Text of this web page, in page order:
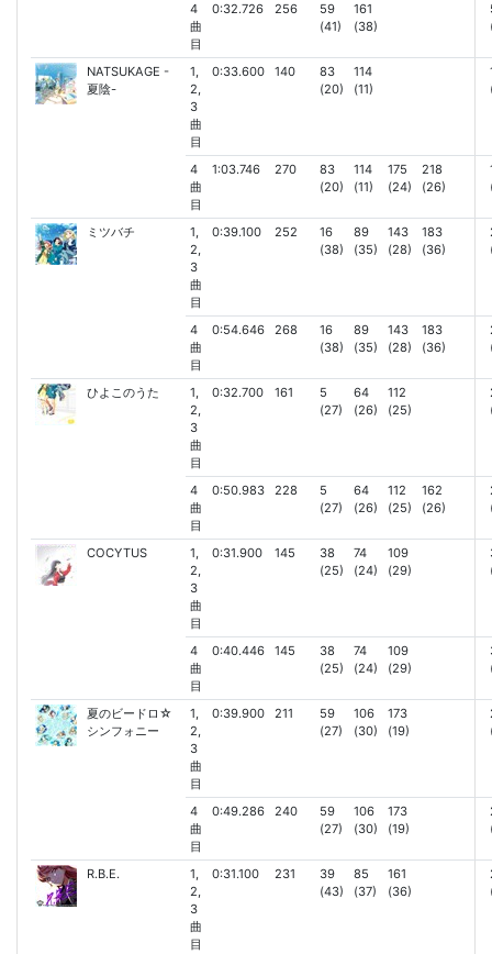
4
曲
目
0:32.726 256
59
(41)
161
(38)
NATSUKAGE -
夏陰-
1,
2,
3
曲
目
0:33.600 140
83
(20)
114
(11)
4
曲
目
1:03.746 270
83
(20)
114
(11)
175
(24)
218
(26)
ミツバチ
1,
2,
3
曲
目
0:39.100 252
16
(38)
89
(35)
143
(28)
183
(36)
4
曲
目
0:54.646 268
16
(38)
89
(35)
143
(28)
183
(36)
ひよこのうた
1,
2,
3
曲
目
0:32.700 161
5
(27)
64
(26)
112
(25)
4
曲
目
0:50.983 228
5
(27)
64
(26)
112
(25)
162
(26)
COCYTUS
1,
2,
3
曲
目
0:31.900 145
38
(25)
74
(24)
109
(29)
4
曲
目
0:40.446 145
38
(25)
74
(24)
109
(29)
夏のビードロ☆
シンフォニー
1,
2,
3
曲
目
0:39.900 211
59
(27)
106
(30)
173
(19)
4
曲
目
0:49.286 240
59
(27)
106
(30)
173
(19)
R.B.E.
1,
2,
3
曲
目
0:31.100 231
39
(43)
85
(37)
161
(36)